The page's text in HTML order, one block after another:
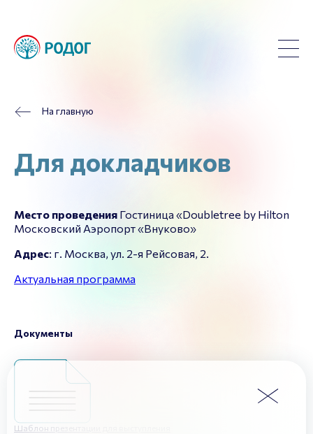
На главную
Для докладчиков
Место проведения Гостиница «Doubletree by Hilton
Московский Аэропорт «Внуково»
Адрес: г. Москва, ул. 2-я Рейсовая, 2.
Актуальная программа
Документы
Шаблон презентации для выступления